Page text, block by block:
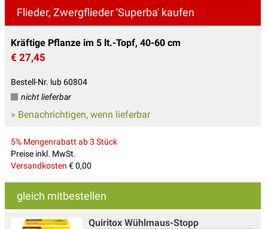
Flieder, Zwergflieder 'Superba' kaufen
Kräftige Pflanze im 5 lt.-Topf, 40-60 cm
€ 27,45
Bestell-Nr. lub 60804
nicht lieferbar
» Benachrichtigen, wenn lieferbar
5% Mengenrabatt ab 3 Stück
Preise inkl. MwSt.
Versandkosten € 0,00
gleich mitbestellen
Quiritox Wühlmaus-Stopp